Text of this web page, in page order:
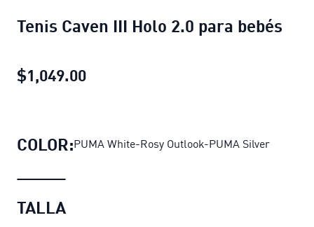
Tenis Caven III Holo 2.0 para bebés
$1,049.00
COLOR:PUMA White-Rosy Outlook-PUMA Silver
TALLA